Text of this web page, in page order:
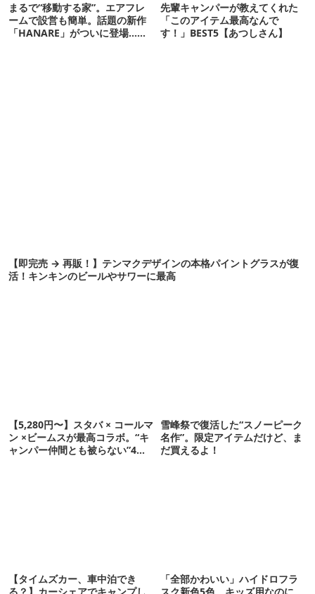
まるで“移動する家”。エアフレ
ームで設営も簡単。話題の新作
「HANARE」がついに登場…！
先輩キャンパーが教えてくれた
「このアイテム最高なんで
す！」BEST5【あつしさん】
【即完売 → 再販！】テンマクデザインの本格パイントグラスが復
活！キンキンのビールやサワーに最高
【5,280円〜】スタバ × コールマ
ン ×ビームスが最高コラボ。“キ
ャンパー仲間とも被らない”4ア
雪峰祭で復活した“スノーピーク
名作”。限定アイテムだけど、ま
だ買えるよ！
【タイムズカー、車中泊でき
「全部かわいい」ハイドロフラ